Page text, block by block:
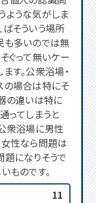
ような気がしま
そういう場所
も多いのでは無
ぐって無いケー
す。公衆浴場・
場合は特にそ
の違いは特に
ってしまうと
衆浴場に男性
性なら問題は
になりそうで
ものです。
11